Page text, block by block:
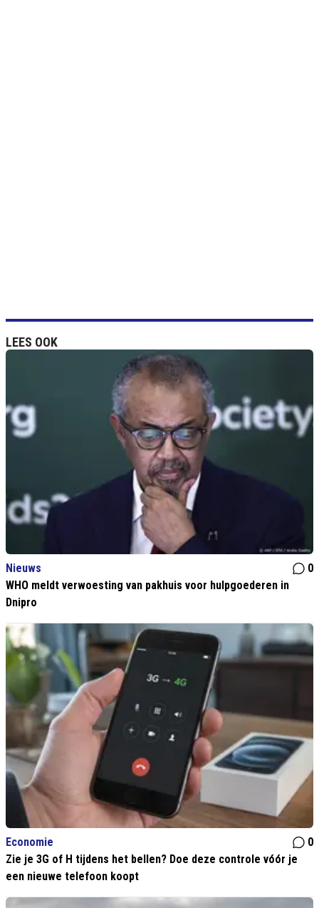
LEES OOK
Nieuws
0
WHO meldt verwoesting van pakhuis voor hulpgoederen in
Dnipro
Economie
0
Zie je 3G of H tijdens het bellen? Doe deze controle vóór je
een nieuwe telefoon koopt